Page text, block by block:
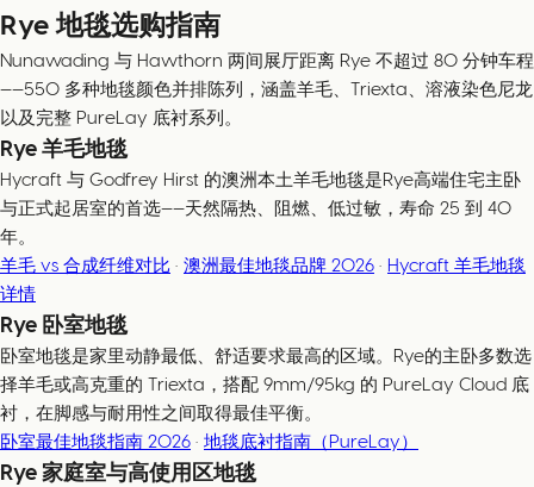
Rye 地毯选购指南
Nunawading 与 Hawthorn 两间展厅距离 Rye 不超过 80 分钟车程
——550 多种地毯颜色并排陈列，涵盖羊毛、Triexta、溶液染色尼龙
以及完整 PureLay 底衬系列。
Rye 羊毛地毯
Hycraft 与 Godfrey Hirst 的澳洲本土羊毛地毯是Rye高端住宅主卧
与正式起居室的首选——天然隔热、阻燃、低过敏，寿命 25 到 40
年。
羊毛 vs 合成纤维对比 · 澳洲最佳地毯品牌 2026 · Hycraft 羊毛地毯
详情
Rye 卧室地毯
卧室地毯是家里动静最低、舒适要求最高的区域。Rye的主卧多数选
择羊毛或高克重的 Triexta，搭配 9mm/95kg 的 PureLay Cloud 底
衬，在脚感与耐用性之间取得最佳平衡。
卧室最佳地毯指南 2026 · 地毯底衬指南（PureLay）
Rye 家庭室与高使用区地毯